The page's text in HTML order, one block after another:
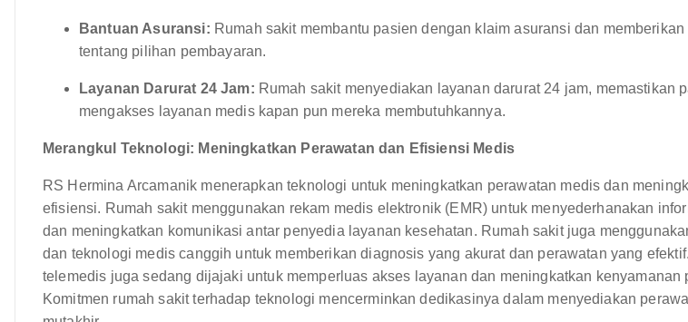
Bantuan Asuransi: Rumah sakit membantu pasien dengan klaim asuransi dan memberikan
tentang pilihan pembayaran.
Layanan Darurat 24 Jam: Rumah sakit menyediakan layanan darurat 24 jam, memastikan
mengakses layanan medis kapan pun mereka membutuhkannya.
Merangkul Teknologi: Meningkatkan Perawatan dan Efisiensi Medis
RS Hermina Arcamanik menerapkan teknologi untuk meningkatkan perawatan medis dan
efisiensi. Rumah sakit menggunakan rekam medis elektronik (EMR) untuk menyederhanakan
dan meningkatkan komunikasi antar penyedia layanan kesehatan. Rumah sakit juga
dan teknologi medis canggih untuk memberikan diagnosis yang akurat dan perawatan yang
telemedis juga sedang dijajaki untuk memperluas akses layanan dan meningkatkan kenyamanan
Komitmen rumah sakit terhadap teknologi mencerminkan dedikasinya dalam menyediakan